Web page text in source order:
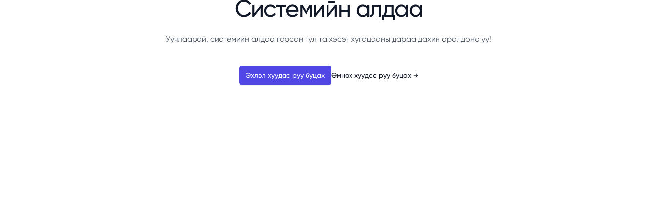
Системийн алдаа
Уучлаарай, системийн алдаа гарсан тул та хэсэг хугацааны дараа дахин оролдоно уу!
Эхлэл хуудас руу буцах Өмнөх хуудас руу буцах →